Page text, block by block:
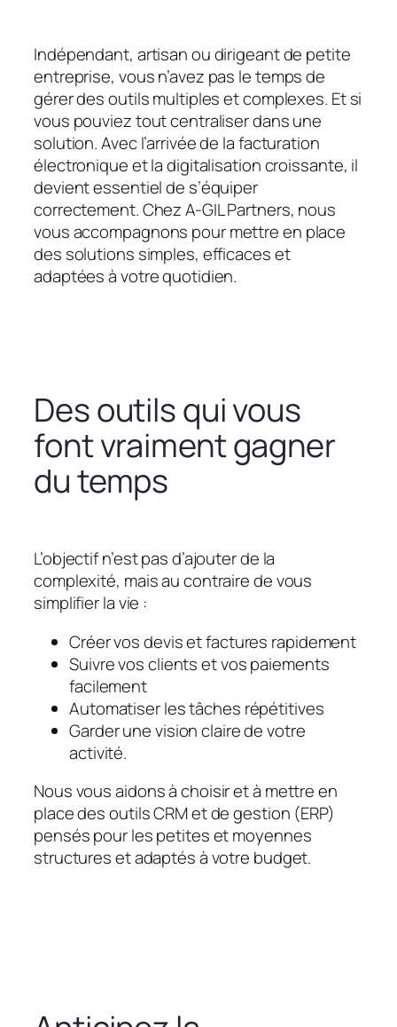
Indépendant, artisan ou dirigeant de petite
entreprise, vous n’avez pas le temps de
gérer des outils multiples et complexes. Et si
vous pouviez tout centraliser dans une
solution. Avec l’arrivée de la facturation
électronique et la digitalisation croissante, il
devient essentiel de s’équiper
correctement. Chez A-GIL Partners, nous
vous accompagnons pour mettre en place
des solutions simples, efficaces et
adaptées à votre quotidien.
Des outils qui vous
font vraiment gagner
du temps
L’objectif n’est pas d’ajouter de la
complexité, mais au contraire de vous
simplifier la vie :
Créer vos devis et factures rapidement
Suivre vos clients et vos paiements
facilement
Automatiser les tâches répétitives
Garder une vision claire de votre
activité.
Nous vous aidons à choisir et à mettre en
place des outils CRM et de gestion (ERP)
pensés pour les petites et moyennes
structures et adaptés à votre budget.